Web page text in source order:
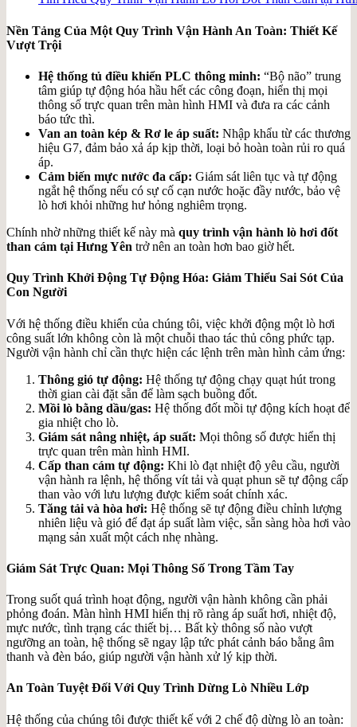
Nền Tảng Của Một Quy Trình Vận Hành An Toàn: Thiết Kế
Vượt Trội
Hệ thống tủ điều khiển PLC thông minh: “Bộ não” trung
tâm giúp tự động hóa hầu hết các công đoạn, hiển thị mọi
thông số trực quan trên màn hình HMI và đưa ra các cảnh
báo tức thì.
Van an toàn kép & Rơ le áp suất: Nhập khẩu từ các thương
hiệu G7, đảm bảo xả áp kịp thời, loại bỏ hoàn toàn rủi ro quá
áp.
Cảm biến mực nước đa cấp: Giám sát liên tục và tự động
ngắt hệ thống nếu có sự cố cạn nước hoặc đầy nước, bảo vệ
lò hơi khỏi những hư hỏng nghiêm trọng.
Chính nhờ những thiết kế này mà quy trình vận hành lò hơi đốt
than cám tại Hưng Yên trở nên an toàn hơn bao giờ hết.
Quy Trình Khởi Động Tự Động Hóa: Giảm Thiểu Sai Sót Của
Con Người
Với hệ thống điều khiển của chúng tôi, việc khởi động một lò hơi
công suất lớn không còn là một chuỗi thao tác thủ công phức tạp.
Người vận hành chỉ cần thực hiện các lệnh trên màn hình cảm ứng:
Thông gió tự động: Hệ thống tự động chạy quạt hút trong
thời gian cài đặt sẵn để làm sạch buồng đốt.
Mồi lò bằng dầu/gas: Hệ thống đốt mồi tự động kích hoạt để
gia nhiệt cho lò.
Giám sát nâng nhiệt, áp suất: Mọi thông số được hiển thị
trực quan trên màn hình HMI.
Cấp than cám tự động: Khi lò đạt nhiệt độ yêu cầu, người
vận hành ra lệnh, hệ thống vít tải và quạt phun sẽ tự động cấp
than vào với lưu lượng được kiểm soát chính xác.
Tăng tải và hòa hơi: Hệ thống sẽ tự động điều chỉnh lượng
nhiên liệu và gió để đạt áp suất làm việc, sẵn sàng hòa hơi vào
mạng sản xuất một cách nhẹ nhàng.
Giám Sát Trực Quan: Mọi Thông Số Trong Tầm Tay
Trong suốt quá trình hoạt động, người vận hành không cần phải
phỏng đoán. Màn hình HMI hiển thị rõ ràng áp suất hơi, nhiệt độ,
mực nước, tình trạng các thiết bị… Bất kỳ thông số nào vượt
ngưỡng an toàn, hệ thống sẽ ngay lập tức phát cảnh báo bằng âm
thanh và đèn báo, giúp người vận hành xử lý kịp thời.
An Toàn Tuyệt Đối Với Quy Trình Dừng Lò Nhiều Lớp
Hệ thống của chúng tôi được thiết kế với 2 chế độ dừng lò an toàn: